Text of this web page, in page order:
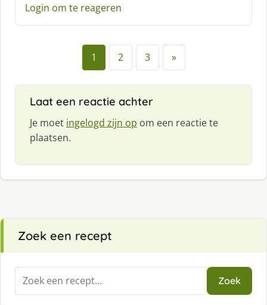
Login om te reageren
1 2 3 »
Laat een reactie achter
Je moet ingelogd zijn op om een reactie te
plaatsen.
Zoek een recept
Zoeken
naar:
Zoek